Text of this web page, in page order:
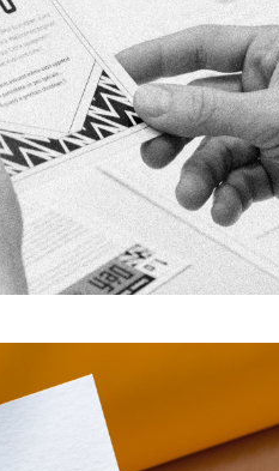
MÉDIATION
les crises